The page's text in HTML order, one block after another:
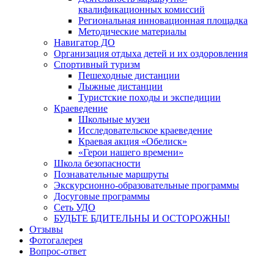
квалификационных комиссий
Региональная инновационная площадка
Методические материалы
Навигатор ДО
Организация отдыха детей и их оздоровления
Спортивный туризм
Пешеходные дистанции
Лыжные дистанции
Туристские походы и экспедиции
Краеведение
Школьные музеи
Исследовательское краеведение
Краевая акция «Обелиск»
«Герои нашего времени»
Школа безопасности
Познавательные маршруты
Экскурсионно-образовательные программы
Досуговые программы
Сеть УДО
БУДЬТЕ БДИТЕЛЬНЫ И ОСТОРОЖНЫ!
Отзывы
Фотогалерея
Вопрос-ответ